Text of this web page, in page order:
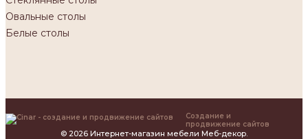
Овальные столы
Белые столы
Создание и
продвижение сайтов
© 2026 Интернет-магазин мебели Меб-декор.